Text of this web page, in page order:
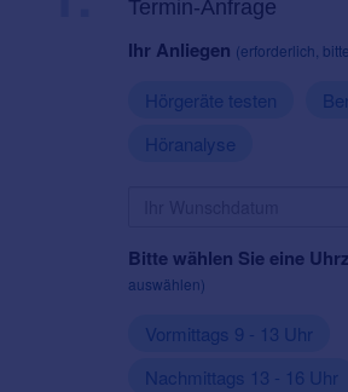
Termin-Anfrage
Ihr Anliegen (erforderlich,
Hörgeräte testen
Höranalyse
Bitte wählen Sie eine
auswählen)
Vormittags 9 - 13 Uhr
Nachmittags 13 - 16 Uhr